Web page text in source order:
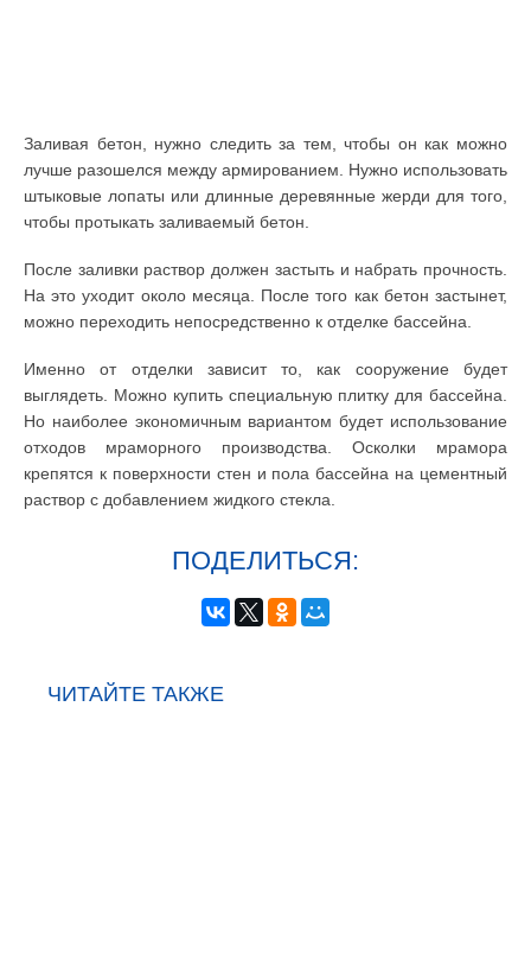
Заливая бетон, нужно следить за тем, чтобы он как можно
лучше разошелся между армированием. Нужно использовать
штыковые лопаты или длинные деревянные жерди для того,
чтобы протыкать заливаемый бетон.
После заливки раствор должен застыть и набрать прочность.
На это уходит около месяца. После того как бетон застынет,
можно переходить непосредственно к отделке бассейна.
Именно от отделки зависит то, как сооружение будет
выглядеть. Можно купить специальную плитку для бассейна.
Но наиболее экономичным вариантом будет использование
отходов мраморного производства. Осколки мрамора
крепятся к поверхности стен и пола бассейна на цементный
раствор с добавлением жидкого стекла.
ПОДЕЛИТЬСЯ:
ЧИТАЙТЕ ТАКЖЕ